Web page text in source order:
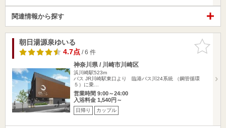
関連情報から探す
お気に入
りに追加
朝日湯源泉ゆいる
4.7点/ 6 件
神奈川県 / 川崎市川崎区
浜川崎駅523m
バス JR川崎駅東口より 臨港バス川24系統 （鋼管循環
５）に乗…
営業時間 9:00～24:00
入浴料金 1,540円～
日帰り カップル